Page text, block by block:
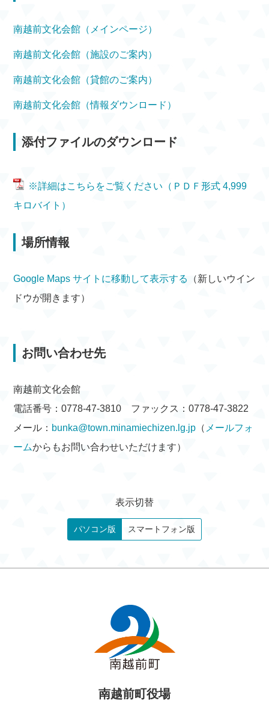
南越前文化会館（メインページ）
南越前文化会館（施設のご案内）
南越前文化会館（貸館のご案内）
南越前文化会館（情報ダウンロード）
添付ファイルのダウンロード
※詳細はこちらをご覧ください（ＰＤＦ形式 4,999
キロバイト）
場所情報
Google Maps サイトに移動して表示する
（新しいウイン
ドウが開きます）
お問い合わせ先
南越前文化会館
電話番号：0778-47-3810 ファックス：0778-47-3822
メール： bunka@town.minamiechizen.lg.jp （ メールフォ
ームからもお問い合わせいただけます）
表示切替
パソコン版 スマートフォン版
南越前町役場